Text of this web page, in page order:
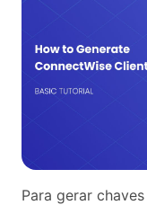
Para gerar